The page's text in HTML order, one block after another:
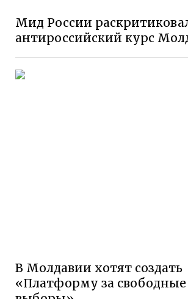
Мид России
антироссийский курс
В Молдавии хотят создать
«Платформу за